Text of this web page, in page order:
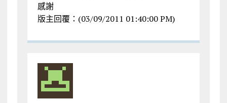
感謝
版主回覆：(03/09/2011 01:40:00 PM)